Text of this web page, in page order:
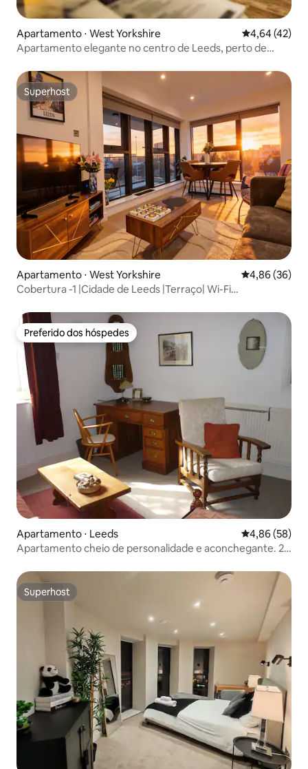
Apartamento ⋅ West Yorkshire 4,64 de uma
4,64 (42)
Apartamento elegante no centro de Leeds, perto de
Superhost
Superhost
Apartamento ⋅ West Yorkshire 4,86 de uma
4,86 (36)
Cobertura -1 |Cidade de Leeds |Terraço| Wi-Fi
Preferido dos hóspedes
Preferido dos hóspedes
Apartamento ⋅ Leeds 4,86 de uma
4,86 (58)
Apartamento cheio de personalidade e aconchegante. 2
Superhost
Superhost